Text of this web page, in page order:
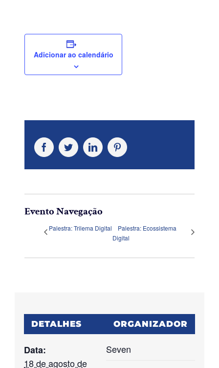
Adicionar ao calendário
FacebookTwitterLinkedInPinterest
Evento Navegação
Palestra: Trilema Digital
Palestra: Ecossistema
Digital
DETALHES
Data:
18 de agosto de
ORGANIZADOR
Seven